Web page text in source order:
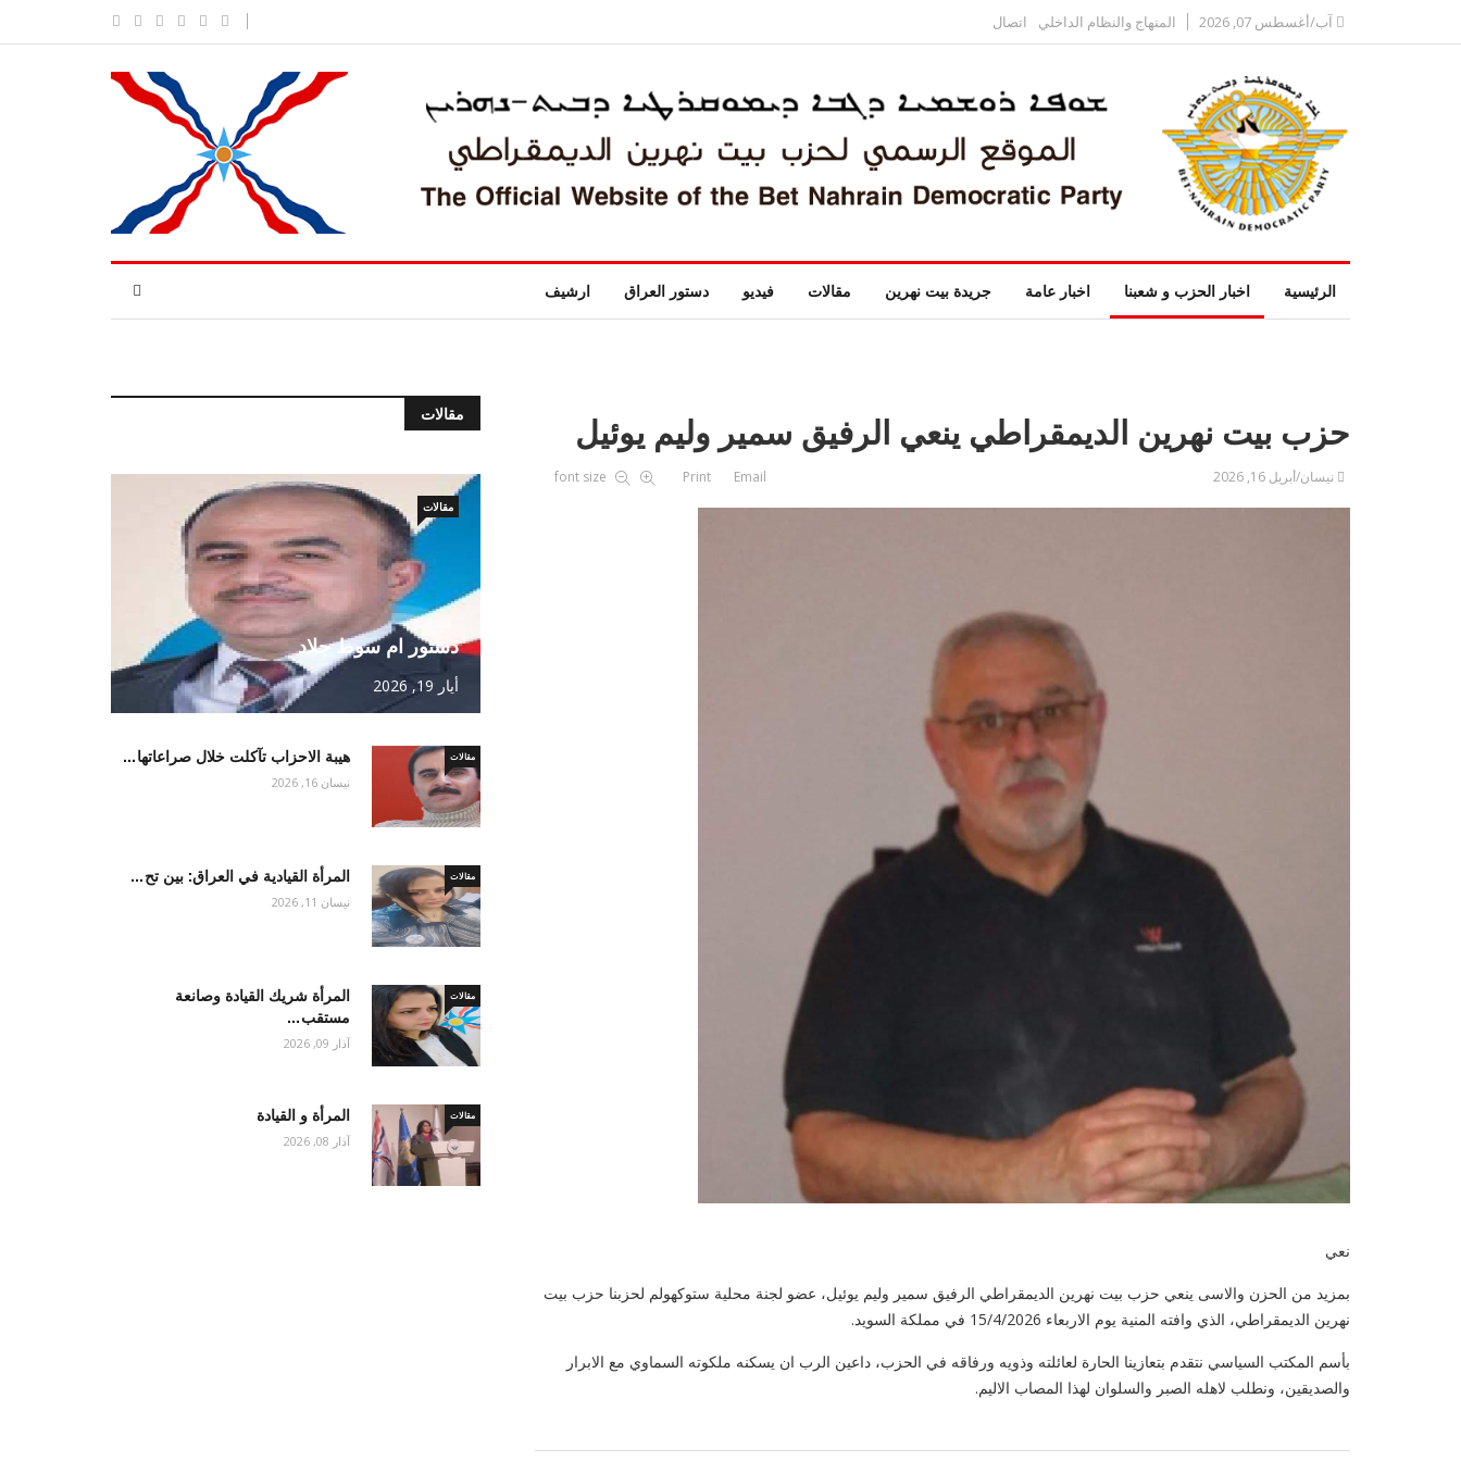
آب/أغسطس 07, 2026 المنهاج والنظام الداخلي اتصال
الرئيسية اخبار الحزب و شعبنا اخبار عامة جريدة بيت نهرين مقالات فيديو دستور العراق ارشيف
حزب بيت نهرين الديمقراطي ينعي الرفيق سمير وليم يوئيل
نيسان/أبريل 16, 2026 font size Print Email
نعي
بمزيد من الحزن والاسى ينعي حزب بيت نهرين الديمقراطي الرفيق سمير وليم يوئيل، عضو لجنة محلية ستوكهولم لحزبنا حزب بيت
نهرين الديمقراطي، الذي وافته المنية يوم الاربعاء 15/4/2026 في مملكة السويد.
بأسم المكتب السياسي نتقدم بتعازينا الحارة لعائلته وذويه ورفاقه في الحزب، داعين الرب ان يسكنه ملكوته السماوي مع الابرار
والصديقين، ونطلب لاهله الصبر والسلوان لهذا المصاب الاليم.
مقالات
دستور ام سوط جلاد
أيار 19, 2026
مقالات
هيبة الاحزاب تآكلت خلال صراعاتها… مقالات
نيسان 16, 2026
المرأة القيادية في العراق: بين تح… مقالات
نيسان 11, 2026
المرأة شريك القيادة وصانعة
مستقب…
مقالات
آذار 09, 2026
المرأة و القيادة مقالات
آذار 08, 2026